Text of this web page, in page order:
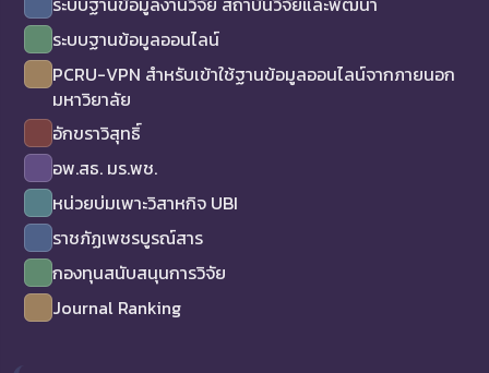
ระบบฐานข้อมูลออนไลน์
PCRU-VPN สำหรับเข้าใช้ฐานข้อมูลออนไลน์จากภายนอก
มหาวิยาลัย
อักขราวิสุทธิ์
อพ.สธ. มร.พช.
หน่วยบ่มเพาะวิสาหกิจ UBI
ราชภัฏเพชรบูรณ์สาร
กองทุนสนับสนุนการวิจัย
Journal Ranking